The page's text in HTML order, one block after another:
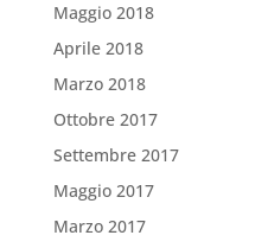
Maggio 2018
Aprile 2018
Marzo 2018
Ottobre 2017
Settembre 2017
Maggio 2017
Marzo 2017